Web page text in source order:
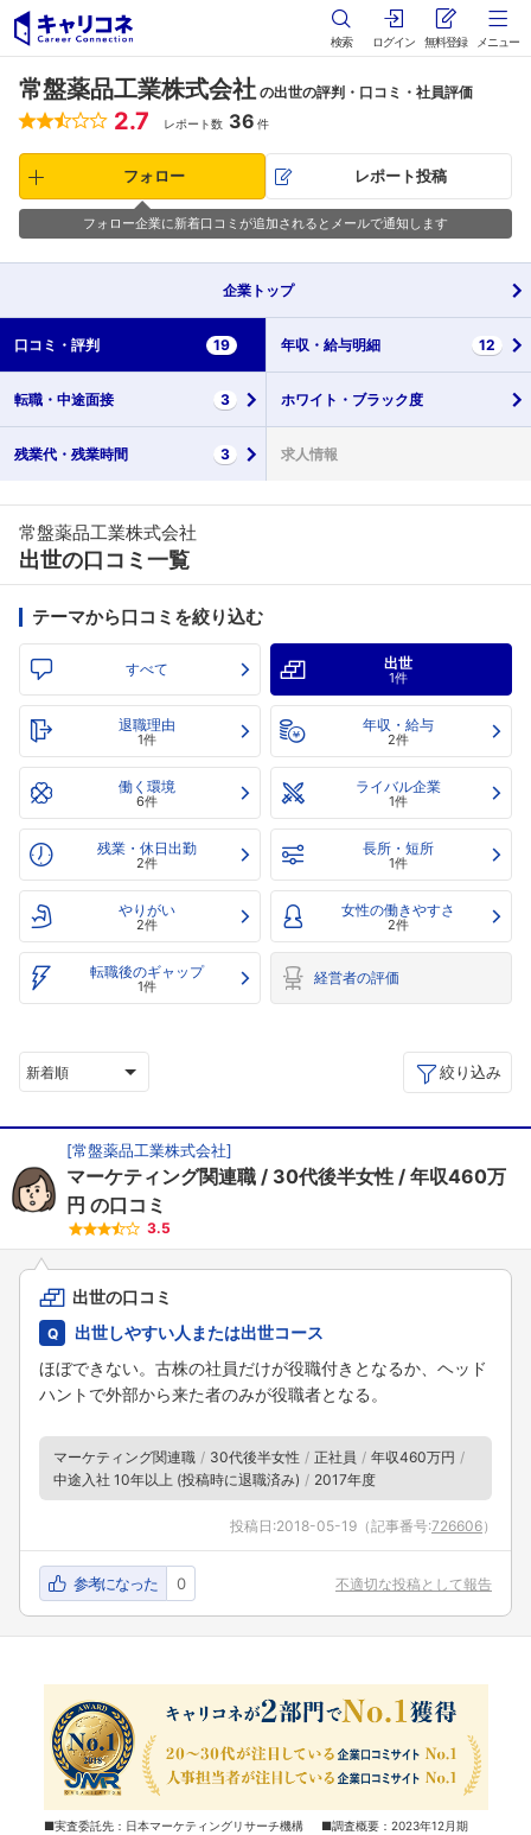
検索 ログイン 無料登録 メニュー
常盤薬品工業株式会社 の出世の評判・口コミ・社員評価
2.7 レポート数 36 件
フォロー レポート投稿
フォロー企業に新着口コミが追加されるとメールで通知します
企業 トップ
口コミ・ 評判 19 年収・ 給与明細 12
転職・ 中途面接 3 ホワイト・ ブラック度
残業代・ 残業時間 3 求人情報
常盤薬品工業株式会社
出世の口コミ一覧
テーマから口コミを絞り込む
すべて 出世
1件
退職理由
1件
年収・給与
2件
働く環境
6件
ライバル企業
1件
残業・休日出勤
2件
長所・短所
1件
やりがい
2件
女性の働きやすさ
2件
転職後のギャップ
1件 経営者の評価
新着順 絞り込み
[常盤薬品工業株式会社]
マーケティング関連職 30代後半女性
年収460万
円 の口コミ
3.5
出世の口コミ
出世しやすい人または出世コース
ほぼできない。古株の社員だけが役職付きとなるか、ヘッド
ハントで外部から来た者のみが役職者となる。
マーケティング関連職 30代後半女性 正社員
年収460万円
中途入社 10年以上 (投稿時に退職済み)
2017年度
投稿日:2018-05-19 （記事番号:726606）
参考になった 0 不適切な投稿として報告
■実査委託先：日本マーケティングリサーチ機構 ■調査概要：2023年12月期